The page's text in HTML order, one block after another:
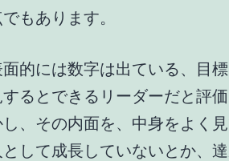
もあります。
的には数字は出ている、目
するとできるリーダーだと評
し、その内面を、中身をよく
として成長していないとか、